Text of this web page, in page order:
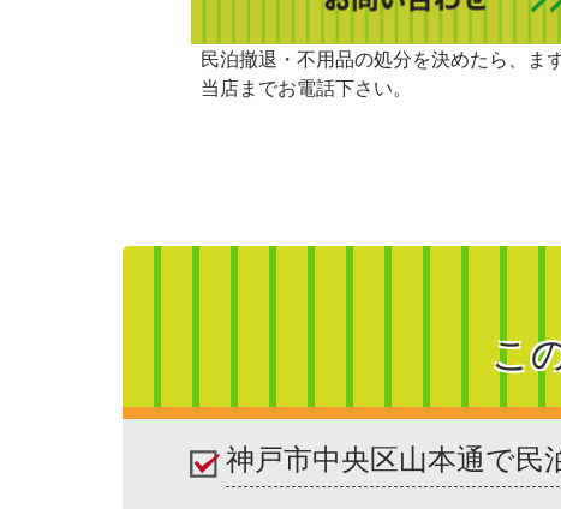
民泊撤退・不用品の処分を決めたら、ま
当店までお電話下さい。
こ
神戸市中央区山本通で民